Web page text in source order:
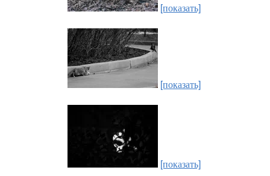
[показать]
[показать]
[показать]